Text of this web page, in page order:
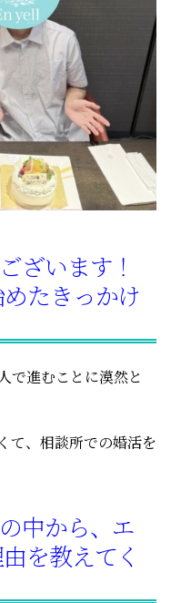
ざいます！
たきっかけ
で進むことに漠然と
て、相談所での婚活を
中から、エ
を教えてく